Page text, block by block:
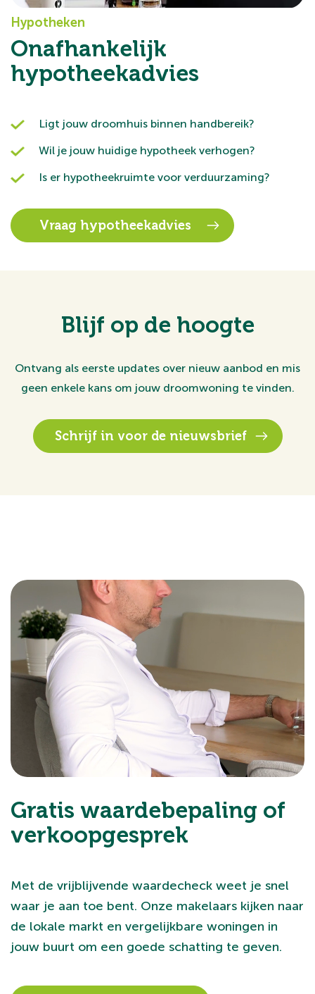
Hypotheken
Onafhankelijk
hypotheekadvies
Ligt jouw droomhuis binnen handbereik?
Wil je jouw huidige hypotheek verhogen?
Is er hypotheekruimte voor verduurzaming?
Vraag hypotheekadvies
Blijf op de hoogte
Ontvang als eerste updates over nieuw aanbod en mis
geen enkele kans om jouw droomwoning te vinden.
Schrijf in voor de nieuwsbrief
Gratis waardebepaling of
verkoopgesprek
Met de vrijblijvende waardecheck weet je snel
waar je aan toe bent. Onze makelaars kijken naar
de lokale markt en vergelijkbare woningen in
jouw buurt om een goede schatting te geven.